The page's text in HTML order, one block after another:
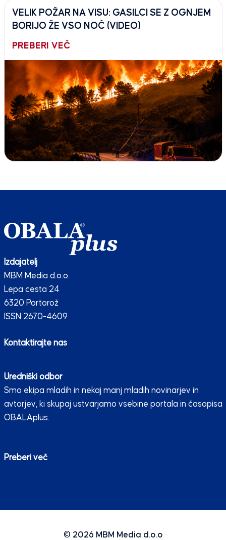
VELIK POŽAR NA VISU: GASILCI SE Z OGNJEM
BORIJO ŽE VSO NOČ (VIDEO)
PREBERI VEČ
Izdajatelj
MBM Media d.o.o.
Lepa cesta 24
6320 Portorož
ISSN 2670-4609
Kontaktirajte nas
Uredniški odbor
Smo ekipa mladih in nekaj manj mladih novinarjev in
avtorjev, ki skupaj ustvarjamo vsebine portala in časopisa
OBALAplus.
Preberi več
© 2026 MBM Media d.o.o